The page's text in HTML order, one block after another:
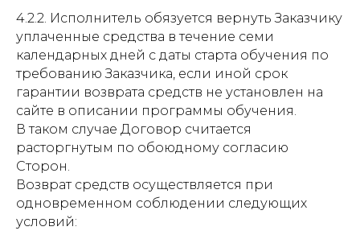
4.2.2. Исполнитель обязуется вернуть Заказчику
уплаченные средства в течение семи
календарных дней с даты старта обучения по
требованию Заказчика, если иной срок
гарантии возврата средств не установлен на
сайте в описании программы обучения.
В таком случае Договор считается
расторгнутым по обоюдному согласию
Сторон.
Возврат средств осуществляется при
одновременном соблюдении следующих
условий: